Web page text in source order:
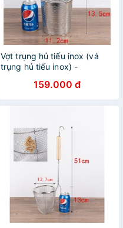
Vợt trụng hủ tiếu inox (vá
trụng hủ tiếu inox) -
159.000 đ